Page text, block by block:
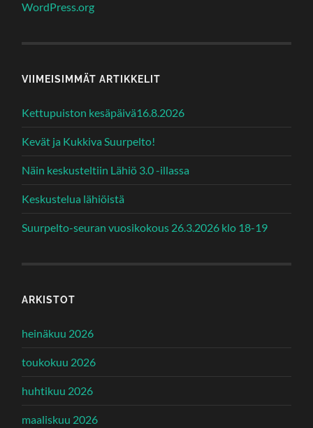
WordPress.org
VIIMEISIMMÄT ARTIKKELIT
Kettupuiston kesäpäivä16.8.2026
Kevät ja Kukkiva Suurpelto!
Näin keskusteltiin Lähiö 3.0 -illassa
Keskustelua lähiöistä
Suurpelto-seuran vuosikokous 26.3.2026 klo 18-19
ARKISTOT
heinäkuu 2026
toukokuu 2026
huhtikuu 2026
maaliskuu 2026